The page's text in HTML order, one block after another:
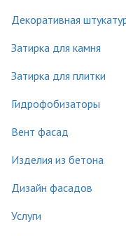
Декоративная
Затирка для камня
Затирка для плитки
Гидрофобизаторы
Вент фасад
Изделия из бетона
Дизайн фасадов
Услуги